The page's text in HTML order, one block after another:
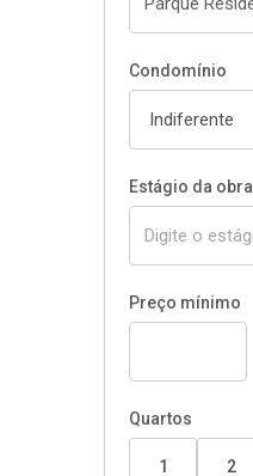
Condomínio
Estágio da obra
Preço mínimo
Quartos
1 2